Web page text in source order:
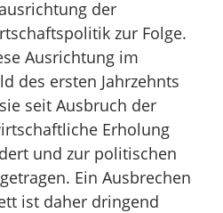
der
zur Folge.
Ausrichtung im
des ersten Jahrzehnts
seit Ausbruch der
Erholung
und zur politischen
Ein Ausbrechen
ist daher dringend